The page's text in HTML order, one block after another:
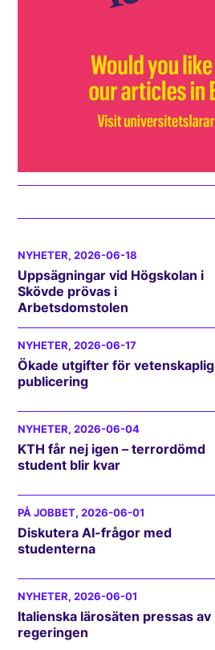
NYHETER, 2026-06-18
Uppsägningar vid Högskolan i
Skövde prövas i
Arbetsdomstolen
NYHETER, 2026-06-17
Ökade utgifter för vetenskaplig
publicering
NYHETER, 2026-06-04
KTH får nej igen – terrordömd
student blir kvar
PÅ JOBBET, 2026-06-01
Diskutera AI-frågor med
studenterna
NYHETER, 2026-06-01
Italienska lärosäten pressas av
regeringen